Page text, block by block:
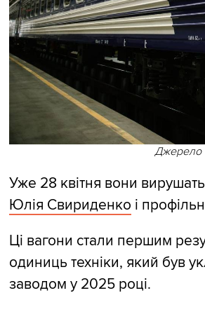
Джерело
Уже 28 квітня вони
Юлія Свириденко і
Ці вагони стали першим
одиниць техніки, який був
заводом у 2025 році.